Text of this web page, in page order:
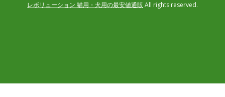
レボリューション 猫用・犬用の最安値通販 All rights reserved.